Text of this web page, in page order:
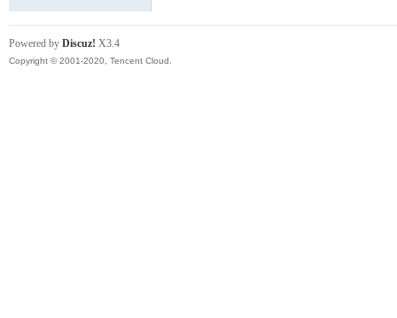
Powered by Discuz! X3.4
Copyright © 2001-2020, Tencent Cloud.